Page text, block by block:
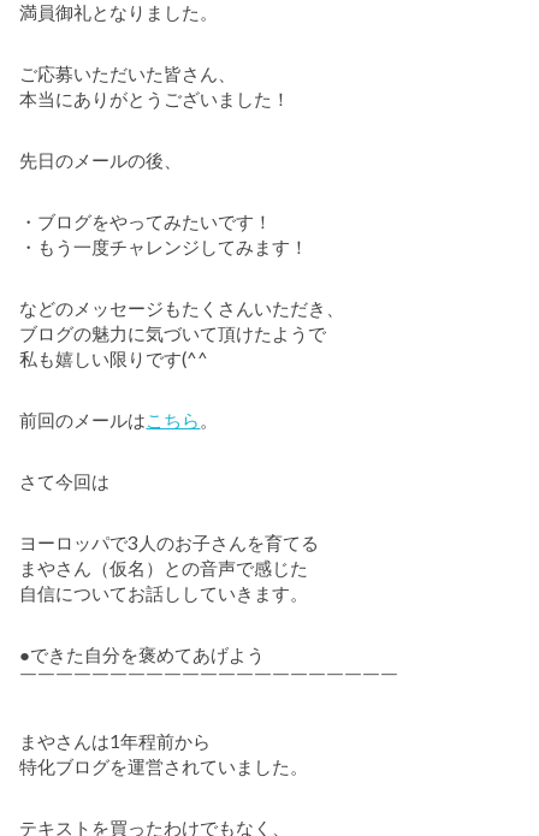
満員御礼となりました。
ご応募いただいた皆さん、
本当にありがとうございました！
先日のメールの後、
・ブログをやってみたいです！
・もう一度チャレンジしてみます！
などのメッセージもたくさんいただき、
ブログの魅力に気づいて頂けたようで
私も嬉しい限りです(^^
前回のメールはこちら 。
さて今回は
ヨーロッパで3人のお子さんを育てる
まやさん（仮名）との音声で感じた
自信についてお話ししていきます。
●できた自分を褒めてあげよう
￣￣￣￣￣￣￣￣￣￣￣￣￣￣￣￣￣￣￣￣￣
まやさんは1年程前から
特化ブログを運営されていました。
テキストを買ったわけでもなく、